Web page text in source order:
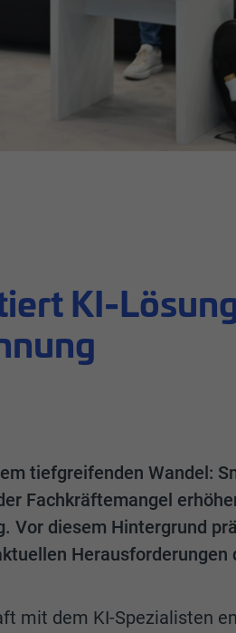
KI-
tiefgreifenden Wandel:
Fachkräftemangel
Vor diesem Hintergrund
Herausforderungen
mit dem KI-Spezialisten